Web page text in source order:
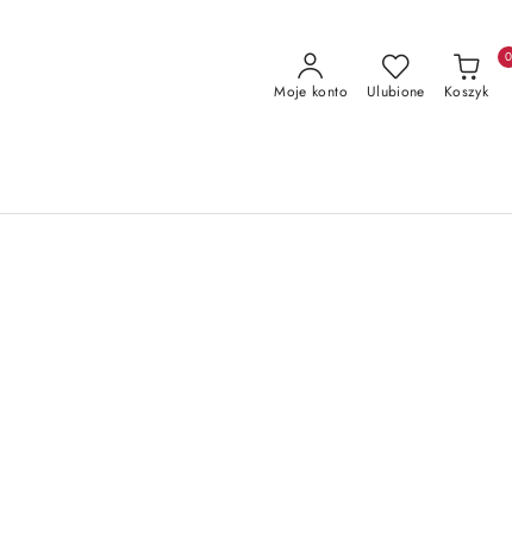
Moje konto Ulubione Koszyk
0